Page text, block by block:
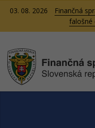
03. 08. 2026
Finančná
falošné